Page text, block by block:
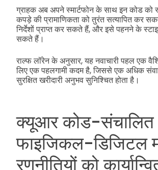
ग्राहक अब अपने स्मार्टफोन के साथ इन कोड
कपड़े की प्रामाणिकता को तुरंत सत्यापित कर
निर्देशों प्राप्त कर सकते हैं, और इसे पहनने के
सकते हैं।
राल्फ लॉरेन के अनुसार, यह नवाचारी पहल एक
लिए एक पहलगामी कदम है, जिससे एक अधिक
सुरक्षित खरीदारी अनुभव सुनिश्चित होता है।
क्यूआर कोड-संचालित
फाइजिकल-डिजिटल
रणनीतियों को